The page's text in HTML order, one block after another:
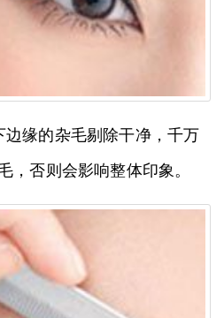
边缘的杂毛剔除干净，千万
，否则会影响整体印象。